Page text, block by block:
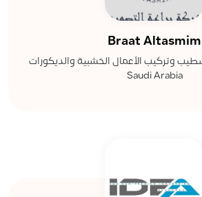
Braat Altasmim
وتركيب الأعمال الخشبية والديكورات -
Saudi Arabia